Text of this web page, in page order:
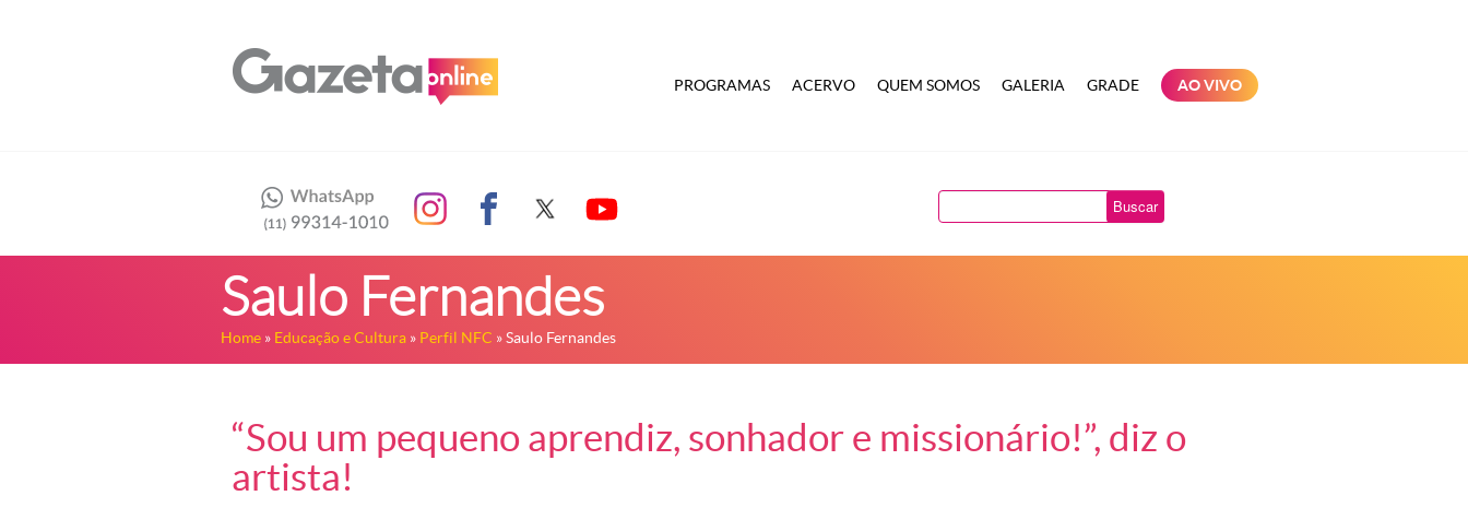
PROGRAMAS ACERVO QUEM SOMOS GALERIA GRADE AO VIVO
Buscar
Saulo Fernandes
Home » Educação e Cultura » Perfil NFC » Saulo Fernandes
“Sou um pequeno aprendiz, sonhador e missionário!”, diz o
artista!